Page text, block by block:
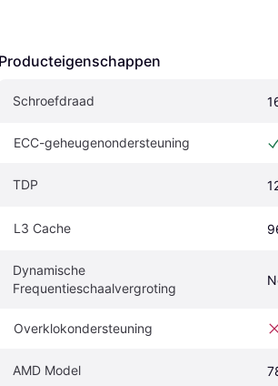
Producteigenschappen
Schroefdraad
ECC-geheugenondersteuning
TDP
L3 Cache
Dynamische
Frequentieschaalvergroting
Overklokondersteuning
AMD Model